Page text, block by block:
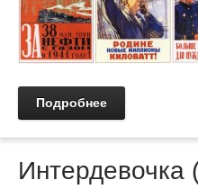
Подробнее
Интердевочка